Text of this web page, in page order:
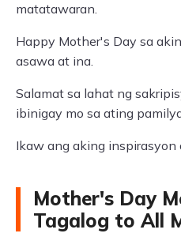
matatawaran.
Happy Mother's Day sa
asawa at ina.
Salamat sa lahat ng
ibinigay mo sa ating
Ikaw ang aking inspirasyon
Mother's Day
Tagalog to All